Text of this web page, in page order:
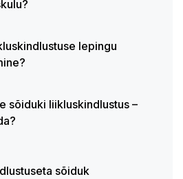
lepingu
sõiduki liikluskindlustus –
sõiduk